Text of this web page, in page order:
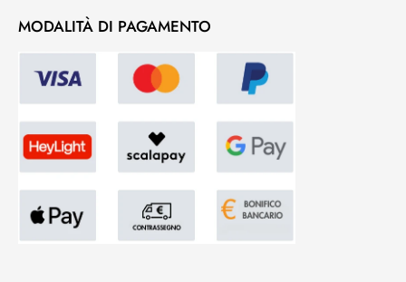
MODALITÀ DI PAGAMENTO